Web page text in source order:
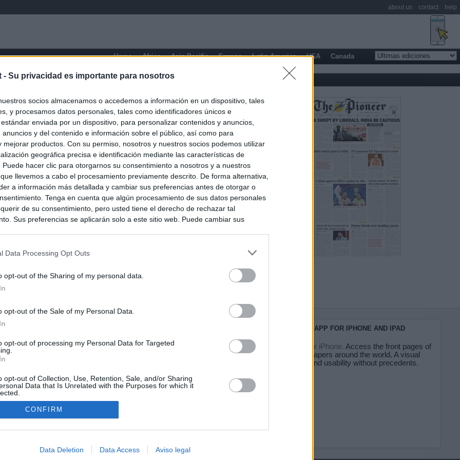
- Su privacidad es importante para nosotros
socios almacenamos o accedemos a información en un dispositivo, tales
y procesamos datos personales, tales como identificadores únicos e
enviada por un dispositivo, para personalizar contenidos y anuncios,
anuncios y del contenido e información sobre el público, así como para
mejorar productos. Con su permiso, nosotros y nuestros socios podemos utilizar
geográfica precisa e identificación mediante las características de
Puede hacer clic para otorgarnos su consentimiento a nosotros y a nuestros
llevemos a cabo el procesamiento previamente descrito. De forma alternativa,
a información más detallada y cambiar sus preferencias antes de otorgar o
Tenga en cuenta que algún procesamiento de sus datos personales
de su consentimiento, pero usted tiene el derecho de rechazar tal
Sus preferencias se aplicarán solo a este sitio web. Puede cambiar sus
Data Processing Opt Outs
opt-out of the Sharing of my personal data.
opt-out of the Sale of my Personal Data.
opt-out of processing my Personal Data for Targeted
opt-out of Collection, Use, Retention, Sale, and/or Sharing
Data that Is Unrelated with the Purposes for which it
CONFIRM
Data Deletion Data Access Aviso legal
Home Africa Asia-Pacific Europe Latin America USA Canada
daily press directory that gives access to the world's largest news
readable image taken from today's frontpage cover of each
KIOSKO.NET APP FOR IPHONE AND IPAD
Kiosko.net for iPhone. Access the front pages of
major newspapers around the world. A visual
experience and usability without precedents.
about us contact help